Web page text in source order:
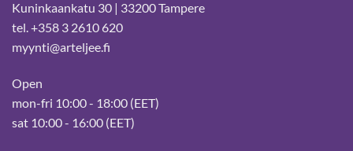
Kuninkaankatu 30 | 33200 Tampere
tel. +358 3 2610 620
myynti@arteljee.fi
Open
mon-fri 10:00 - 18:00 (EET)
sat 10:00 - 16:00 (EET)